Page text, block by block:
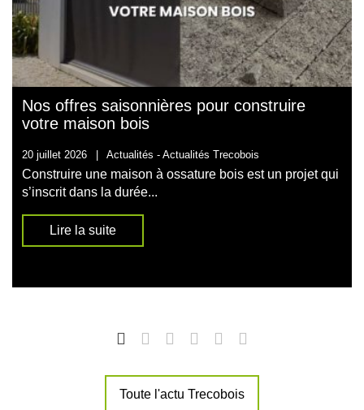
Nos offres saisonnières pour construire
votre maison bois
20 juillet 2026 | Actualités - Actualités Trecobois
Construire une maison à ossature bois est un projet qui
s’inscrit dans la durée...
Lire la suite
Toute l'actu Trecobois